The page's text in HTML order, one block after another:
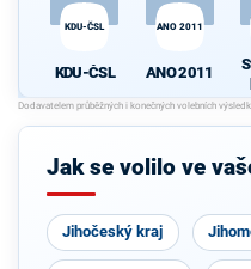
KDU-ČSL
KDU-ČSL
ANO 2011
ANO 2011
Jak se volilo ve
Jihočeský kraj